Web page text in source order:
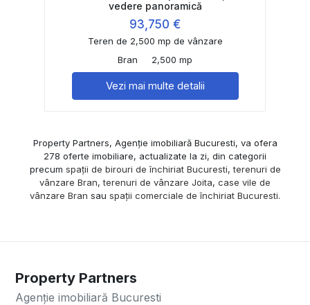
vedere panoramică
93,750 €
Teren de 2,500 mp de vânzare
Bran
2,500 mp
Vezi mai multe detalii
Property Partners, Agenție imobiliară Bucuresti, va ofera
278 oferte imobiliare, actualizate la zi, din categorii
precum spații de birouri de închiriat Bucuresti,terenuri de
vânzare Bran,terenuri de vânzare Joita, case vile de
vânzare Bran sau spații comerciale de închiriat Bucuresti.
Property Partners
Agenție imobiliară Bucuresti